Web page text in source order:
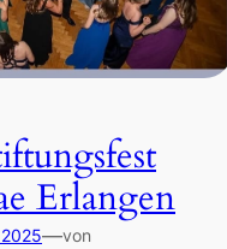
Erlangen
—von